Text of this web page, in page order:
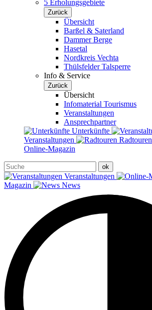
5 Erholungsgebiete
Zurück
Übersicht
Barßel & Saterland
Dammer Berge
Hasetal
Nordkreis Vechta
Thülsfelder Talsperre
Info & Service
Zurück
Übersicht
Infomaterial Tourismus
Veranstaltungen
Ansprechpartner
Unterkünfte
Veranstaltungen
Radtouren
Online-Magazin
Veranstaltungen
Magazin
News